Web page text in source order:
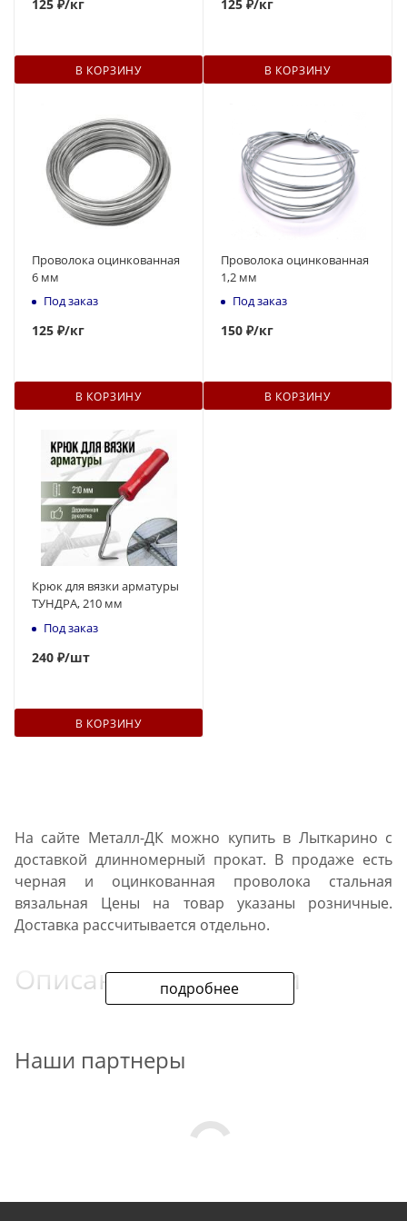
125 ₽/кг
В КОРЗИНУ
125 ₽/кг
В КОРЗИНУ
Проволока оцинкованная
6 мм
Под заказ
125 ₽/кг
В КОРЗИНУ
Проволока оцинкованная
1,2 мм
Под заказ
150 ₽/кг
В КОРЗИНУ
Крюк для вязки арматуры
ТУНДРА, 210 мм
Под заказ
240 ₽/шт
В КОРЗИНУ
подробнее
На сайте Металл-ДК можно купить в Лыткарино с
доставкой длинномерный прокат. В продаже есть
черная и оцинкованная проволока стальная
вязальная Цены на товар указаны розничные.
Доставка рассчитывается отдельно.
Описание продукции
низкоуглеродистые стали общего назначения. По
точности геометрии, качеству цинкового покрытия,
проволоки
Наши партнеры